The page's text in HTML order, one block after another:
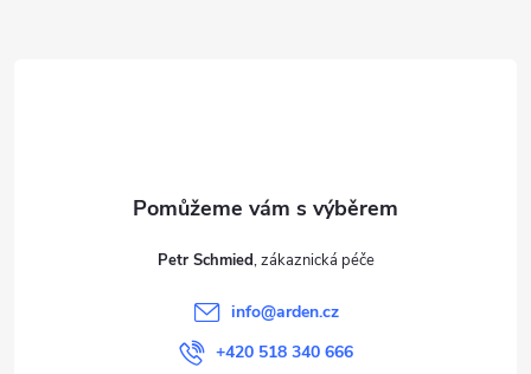
Petr Schmied
info@arden.cz
+420 518 340 666